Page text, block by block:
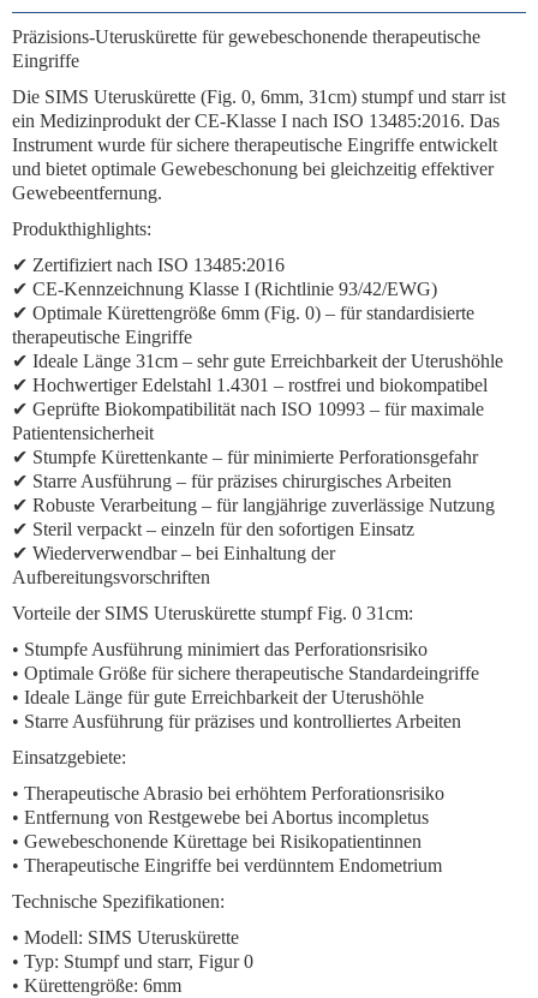
Präzisions-Uteruskürette für gewebeschonende therapeutische
Eingriffe
Die SIMS Uteruskürette (Fig. 0, 6mm, 31cm) stumpf und starr ist
ein Medizinprodukt der CE-Klasse I nach ISO 13485:2016. Das
Instrument wurde für sichere therapeutische Eingriffe entwickelt
und bietet optimale Gewebeschonung bei gleichzeitig effektiver
Gewebeentfernung.
Produkthighlights:
✔ Zertifiziert nach ISO 13485:2016
✔ CE-Kennzeichnung Klasse I (Richtlinie 93/42/EWG)
✔ Optimale Kürettengröße 6mm (Fig. 0) – für standardisierte
therapeutische Eingriffe
✔ Ideale Länge 31cm – sehr gute Erreichbarkeit der Uterushöhle
✔ Hochwertiger Edelstahl 1.4301 – rostfrei und biokompatibel
✔ Geprüfte Biokompatibilität nach ISO 10993 – für maximale
Patientensicherheit
✔ Stumpfe Kürettenkante – für minimierte Perforationsgefahr
✔ Starre Ausführung – für präzises chirurgisches Arbeiten
✔ Robuste Verarbeitung – für langjährige zuverlässige Nutzung
✔ Steril verpackt – einzeln für den sofortigen Einsatz
✔ Wiederverwendbar – bei Einhaltung der
Aufbereitungsvorschriften
Vorteile der SIMS Uteruskürette stumpf Fig. 0 31cm:
• Stumpfe Ausführung minimiert das Perforationsrisiko
• Optimale Größe für sichere therapeutische Standardeingriffe
• Ideale Länge für gute Erreichbarkeit der Uterushöhle
• Starre Ausführung für präzises und kontrolliertes Arbeiten
Einsatzgebiete:
• Therapeutische Abrasio bei erhöhtem Perforationsrisiko
• Entfernung von Restgewebe bei Abortus incompletus
• Gewebeschonende Kürettage bei Risikopatientinnen
• Therapeutische Eingriffe bei verdünntem Endometrium
Technische Spezifikationen:
• Modell: SIMS Uteruskürette
• Typ: Stumpf und starr, Figur 0
• Kürettengröße: 6mm